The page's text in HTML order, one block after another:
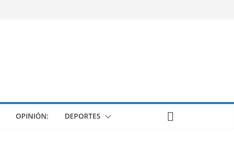
OPINIÓN: DEPORTES